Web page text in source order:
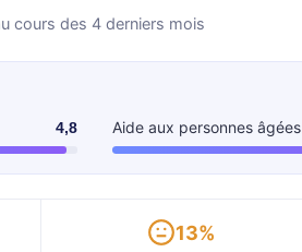
cours des 4 derniers mois
4,8 Aide aux personnes âgées
13%